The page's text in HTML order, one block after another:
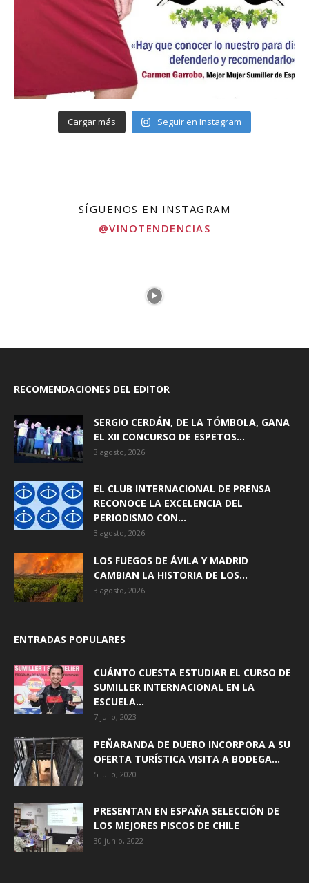
Cargar más Seguir en Instagram
SÍGUENOS EN INSTAGRAM
@VINOTENDENCIAS
RECOMENDACIONES DEL EDITOR
SERGIO CERDÁN, DE LA TÓMBOLA, GANA
EL XII CONCURSO DE ESPETOS...
3 agosto, 2026
EL CLUB INTERNACIONAL DE PRENSA
RECONOCE LA EXCELENCIA DEL
PERIODISMO CON...
3 agosto, 2026
LOS FUEGOS DE ÁVILA Y MADRID
CAMBIAN LA HISTORIA DE LOS...
3 agosto, 2026
ENTRADAS POPULARES
CUÁNTO CUESTA ESTUDIAR EL CURSO DE
SUMILLER INTERNACIONAL EN LA
ESCUELA...
7 julio, 2023
PEÑARANDA DE DUERO INCORPORA A SU
OFERTA TURÍSTICA VISITA A BODEGA...
5 julio, 2020
PRESENTAN EN ESPAÑA SELECCIÓN DE
LOS MEJORES PISCOS DE CHILE
30 junio, 2022